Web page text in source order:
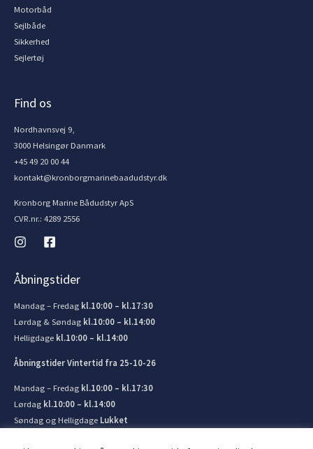
Motorbåd
Sejlbåde
Sikkerhed
Sejlertøj
Find os
Nordhavnsvej 9,
3000 Helsingør Danmark
+45 49 20 00 44
kontakt@kronborgmarinebaadudstyr.dk
Kronborg Marine Bådudstyr ApS
CVR.nr.: 4289 2556
Åbningstider
Mandag – Fredag kl.10:00 – kl.17:30
Lørdag & Søndag kl.10:00 – kl.14:00
Helligdage kl.10:00 – kl.14:00
Åbningstider Vintertid fra 25-10-26
Mandag – Fredag kl.10:00 – kl.17:30
Lørdag kl.10:00 – kl.14:00
Søndag og Helligdage Lukket